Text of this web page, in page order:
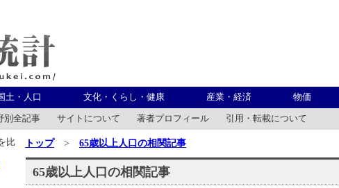
土・人口 文化・くらし・健康 産業・経済 物価
別全記事 サイトについて 著者プロフィール 引用・転載について
トップ> 65歳以上人口の相関記事
65歳以上人口の相関記事
比